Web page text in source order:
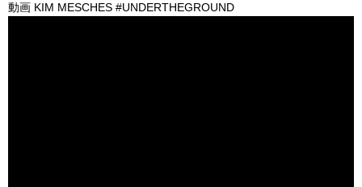
動画 KIM MESCHES #UNDERTHEGROUND